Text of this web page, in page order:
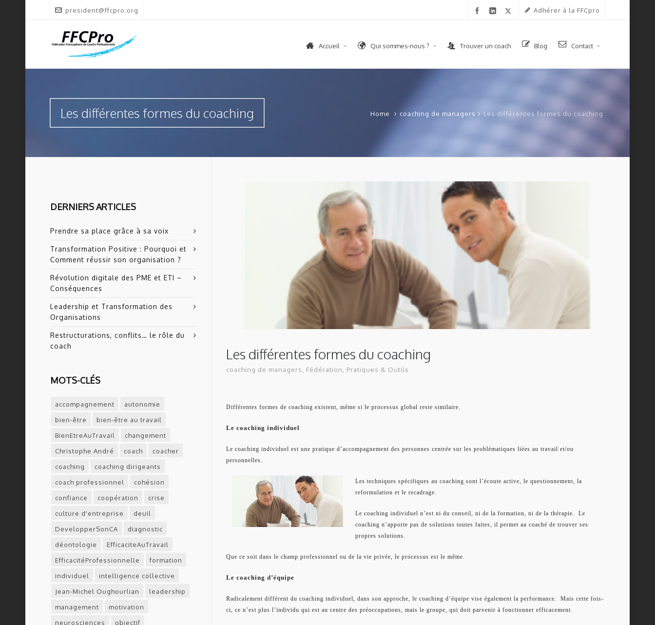
president@ffcpro.org Adhérer à la FFCpro
Accueil Qui sommes-nous ? Trouver un coach Blog Contact
Les différentes formes du coaching Home coaching de managers Les différentes formes du coaching
Les différentes formes du coaching
coaching de managers Fédération Pratiques & Outils
Différentes formes de coaching existent, même si le processus global reste similaire.
Le coaching individuel
Le coaching individuel est une pratique d’accompagnement des personnes centrée sur les problématiques liées au travail et/ou
personnelles.
Les techniques spécifiques au coaching sont l’écoute active, le questionnement, la
reformulation et le recadrage.
Le coaching individuel n’est ni du conseil, ni de la formation, ni de la thérapie.
Le
coaching n’apporte pas de solutions toutes faites, il permet au coaché de trouver ses
propres solutions.
Que ce soit dans le champ professionnel ou de la vie privée, le processus est le même.
Le coaching d’équipe
Radicalement différent du coaching individuel, dans son approche, le coaching d’équipe vise également la performance.
Mais cette fois-
ci, ce n’est plus l’individu qui est au centre des préoccupations, mais le groupe, qui doit parvenir à fonctionner efficacement.
DERNIERS ARTICLES
Prendre sa place grâce à sa voix
Transformation Positive : Pourquoi et
Comment réussir son organisation ?
Révolution digitale des PME et ETI –
Conséquences
Leadership et Transformation des
Organisations
Restructurations, conflits… le rôle du
coach
MOTS-CLÉS
accompagnement
autonomie
bien-être
bien-être au travail
BienEtreAuTravail
changement
Christophe André
coach
coacher
coaching
coaching dirigeants
coach professionnel
cohésion
confiance
coopération
crise
culture d'entreprise
deuil
DevelopperSonCA
diagnostic
déontologie
EfficaciteAuTravail
EfficacitéProfessionnelle
formation
individuel
intelligence collective
Jean-Michel Oughourlian
leadership
management
motivation
neurosciences
objectif